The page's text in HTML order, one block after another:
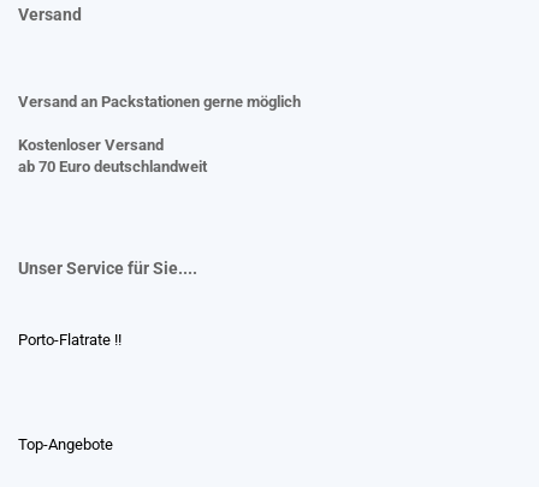
Versand
Versand an Packstationen gerne möglich
Kostenloser Versand
ab 70 Euro deutschlandweit
Unser Service für Sie....
Porto-Flatrate !!
Top-Angebote